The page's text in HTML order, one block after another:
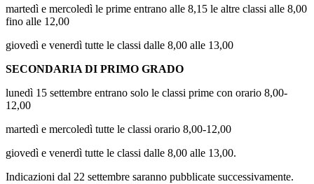
martedì e mercoledì le prime entrano alle 8,15 le altre classi alle 8,00
fino alle 12,00
giovedì e venerdì tutte le classi dalle 8,00 alle 13,00
SECONDARIA DI PRIMO GRADO
lunedì 15 settembre entrano solo le classi prime con orario 8,00-
12,00
martedì e mercoledì tutte le classi orario 8,00-12,00
giovedì e venerdì tutte le classi dalle 8,00 alle 13,00.
Indicazioni dal 22 settembre saranno pubblicate successivamente.